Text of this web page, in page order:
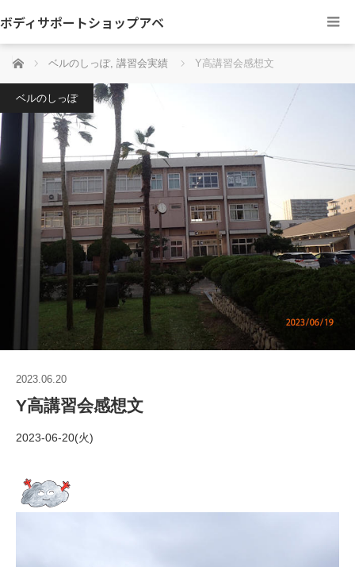
ボディサポートショップアベ
ホーム ベルのしっぽ, 講習会実績 Y高講習会感想文
ベルのしっぽ
2023.06.20
Y高講習会感想文
2023-06-20(火)